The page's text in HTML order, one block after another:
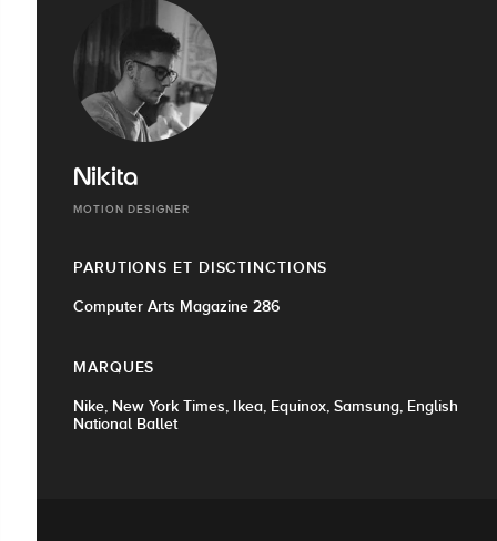
Nikita
MOTION DESIGNER
PARUTIONS ET DISCTINCTIONS
Computer Arts Magazine 286
MARQUES
Nike, New York Times, Ikea, Equinox, Samsung, English
National Ballet